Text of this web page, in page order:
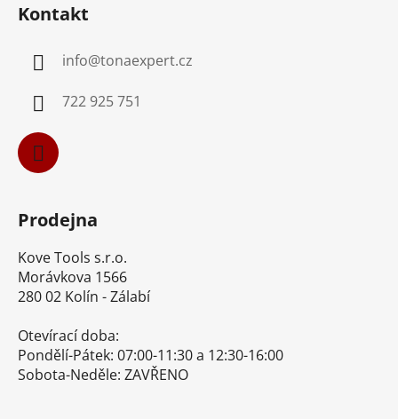
Kontakt
info@tonaexpert.cz
722 925 751
Prodejna
Kove Tools s.r.o.
Morávkova 1566
280 02 Kolín - Zálabí
Otevírací doba:
Pondělí-Pátek: 07:00-11:30 a 12:30-16:00
Sobota-Neděle: ZAVŘENO